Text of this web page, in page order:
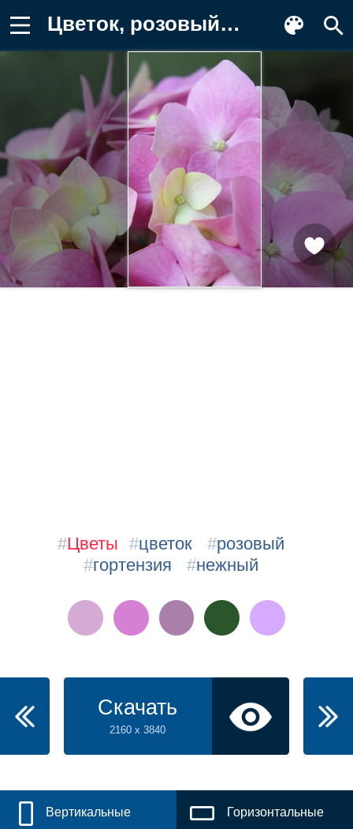
Цветок, розовый, гортензия, нежный Картинка на телефон
#Цветы #цветок #розовый
#гортензия #нежный
Скачать
2160 x 3840
Вертикальные Горизонтальные